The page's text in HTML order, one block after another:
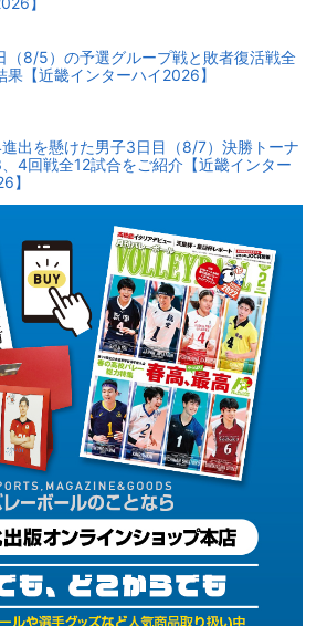
（8/5）の予選グループ戦と敗者復活戦全
果【近畿インターハイ2026】
出を懸けた男子3日目（8/7）決勝トーナ
、4回戦全12試合をご紹介【近畿インター
】